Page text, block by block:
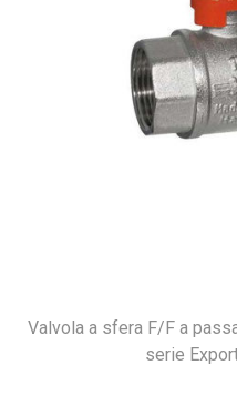
Valvola a sfera F/F a
serie